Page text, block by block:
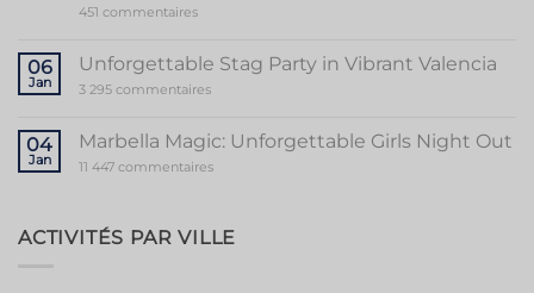
451 commentairessur
to
a
Memorable
Party
06
Jan
Unforgettable Stag Party in Vibrant Valencia
3 295 commentairessur
Party
in
Vibrant
04
Jan
Marbella Magic: Unforgettable Girls Night Out
11 447 commentairessur
Girls
Night
ACTIVITÉS PAR VILLE